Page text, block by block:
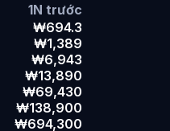
1N trước
₩694.3
₩1,389
₩6,943
₩13,890
₩69,430
₩138,900
₩694,300